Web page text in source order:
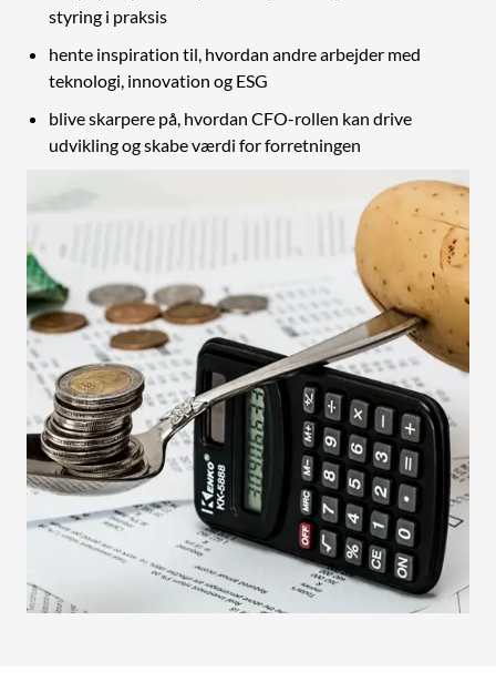
styring i praksis
hente inspiration til, hvordan andre arbejder med
teknologi, innovation og ESG
blive skarpere på, hvordan CFO-rollen kan drive
udvikling og skabe værdi for forretningen